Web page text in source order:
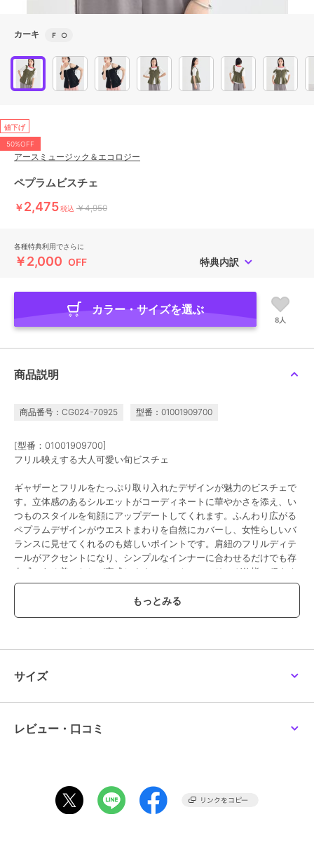
カーキ Ｆ ○
値下げ
50%OFF
アースミュージック＆エコロジー
ペプラムビスチェ
￥2,475税込 ￥4,950
各種特典利用でさらに
￥2,000 OFF 特典内訳
カラー・サイズを選ぶ
8人
商品説明
商品番号：CG024-70925 型番：01001909700
[型番：01001909700]
フリル映えする大人可愛い旬ビスチェ
ギャザーとフリルをたっぷり取り入れたデザインが魅力のビスチェで
す。立体感のあるシルエットがコーディネートに華やかさを添え、い
つものスタイルを旬顔にアップデートしてくれます。ふんわり広がる
ペプラムデザインがウエストまわりを自然にカバーし、女性らしいバ
ランスに見せてくれるのも嬉しいポイントです。肩紐のフリルディテ
ールがアクセントになり、シンプルなインナーに合わせるだけでも存
在感のある着こなしが完成します。バックシャーリング仕様で程よく
身体にフィットし、快適な着心地を叶えます。デニム合わせで綺麗め
カジュアルに仕上げたり、スカートと合わせてフェミニンにまとめた
りと幅広いスタイリングに活躍します。ロングシーズン着回しやすい
生地の厚さ[普通]
光沢感[なし]
ポケット[なし]
ざいます。
サイズ
レビュー・口コミ